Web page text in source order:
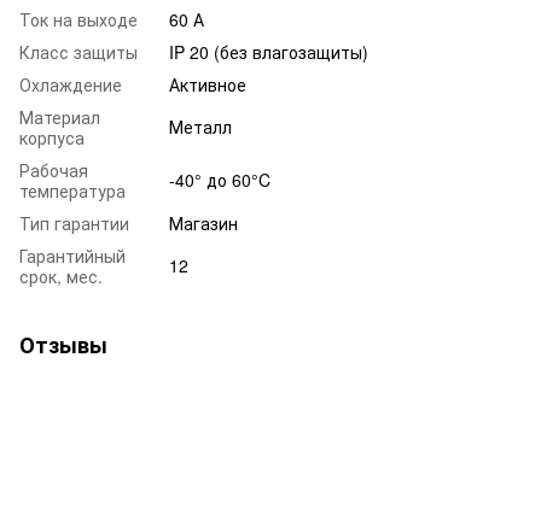
Ток на выходе
60 А
Класс защиты
IP 20 (без влагозащиты)
Охлаждение
Активное
Материал
корпуса
Металл
Рабочая
температура
-40° до 60°C
Тип гарантии
Магазин
Гарантийный
срок, мес.
12
Отзывы